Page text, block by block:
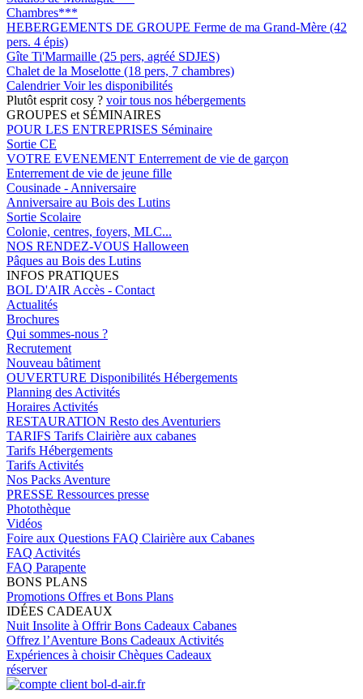
Chambres***
HEBERGEMENTS DE GROUPE Ferme de ma Grand-Mère (42
pers. 4 épis)
Gîte Ti'Marmaille (25 pers, agréé SDJES)
Chalet de la Moselotte (18 pers, 7 chambres)
CalendrierVoir les disponibilités
Plutôt esprit cosy ? voir tous nos hébergements
GROUPES et SÉMINAIRES
POUR LES ENTREPRISES Séminaire
Sortie CE
VOTRE EVENEMENT Enterrement de vie de garçon
Enterrement de vie de jeune fille
Cousinade - Anniversaire
Anniversaire au Bois des Lutins
Sortie Scolaire
Colonie, centres, foyers, MLC...
NOS RENDEZ-VOUS Halloween
Pâques au Bois des Lutins
INFOS PRATIQUES
BOL D'AIR Accès - Contact
Actualités
Brochures
Qui sommes-nous ?
Recrutement
Nouveau bâtiment
OUVERTURE Disponibilités Hébergements
Planning des Activités
Horaires Activités
RESTAURATION Resto des Aventuriers
TARIFS Tarifs Clairière aux cabanes
Tarifs Hébergements
Tarifs Activités
Nos Packs Aventure
PRESSE Ressources presse
Photothèque
Vidéos
Foire aux Questions FAQ Clairière aux Cabanes
FAQ Activités
FAQ Parapente
BONS PLANS
Promotions Offres et Bons Plans
IDÉES CADEAUX
Nuit Insolite à OffrirBons Cadeaux Cabanes
Offrez l’Aventure Bons Cadeaux Activités
Expériences à choisirChèques Cadeaux
réserver